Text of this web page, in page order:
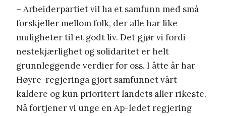
– Arbeiderpartiet vil ha et samfunn med små
forskjeller mellom folk, der alle har like
muligheter til et godt liv. Det gjør vi fordi
nestekjærlighet og solidaritet er helt
grunnleggende verdier for oss. I åtte år har
Høyre-regjeringa gjort samfunnet vårt
kaldere og kun prioritert landets aller rikeste.
Nå fortjener vi unge en Ap-ledet regjering